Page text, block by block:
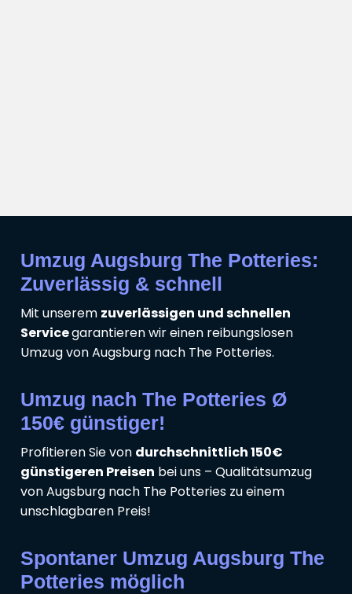
Umzug Augsburg The Potteries:
Zuverlässig & schnell
Mit unserem zuverlässigen und schnellen
Servicegarantieren wir einen reibungslosen
Umzug von Augsburg nach The Potteries.
Umzug nach The Potteries Ø
150€ günstiger!
Profitieren Sie von durchschnittlich 150€
günstigeren Preisen bei uns – Qualitätsumzug
von Augsburg nach The Potteries zu einem
unschlagbaren Preis!
Spontaner Umzug Augsburg The
Potteries möglich